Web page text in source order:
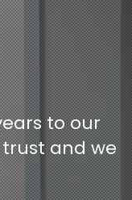
to our
and we